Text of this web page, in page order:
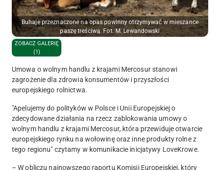
Buhaje przeznaczone na opas powinny otrzymywać w mieszance
paszę treściwą. Fot. M. Lewandowski
ZOBACZ GALERIĘ
(1)
Umowa o wolnym handlu z krajami Mercosur stanowi
zagrożenie dla zdrowia konsumentów i przyszłości
europejskiego rolnictwa.
"Apelujemy do polityków w Polsce i Unii Europejskiej o
zdecydowane działania na rzecz zablokowania umowy o
wolnym handlu z krajami Mercosur, która przewiduje otwarcie
europejskiego rynku na wołowinę oraz inne produkty rolne z
tego regionu" czytamy w komunikacie inicjatywy LoveKrowe.
– W obliczu najnowszego raportu Komisji Europejskiej, który